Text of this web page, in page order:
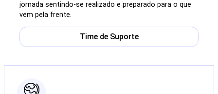
jornada sentindo-se realizado e preparado para o que
vem pela frente.
Time de Suporte